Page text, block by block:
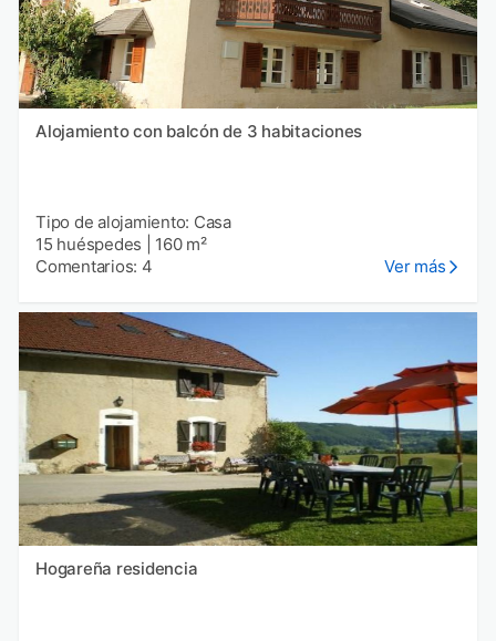
Alojamiento con balcón de 3 habitaciones
Tipo de alojamiento: Casa
15 huéspedes
160 m²
Comentarios: 4
Ver más
Hogareña residencia